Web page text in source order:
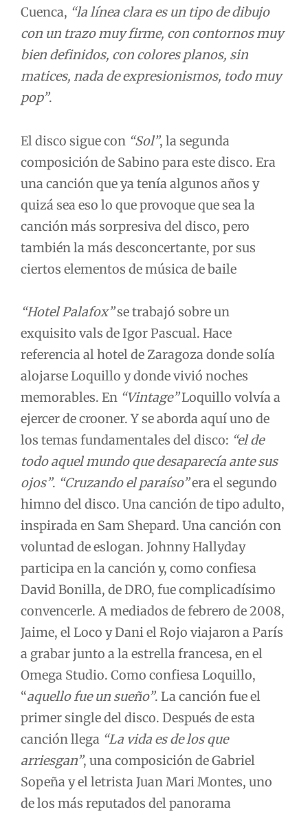
Cuenca, “la línea clara es un tipo de dibujo
con un trazo muy firme, con contornos muy
bien definidos, con colores planos, sin
matices, nada de expresionismos, todo muy
pop”.
El disco sigue con “Sol”, la segunda
composición de Sabino para este disco. Era
una canción que ya tenía algunos años y
quizá sea eso lo que provoque que sea la
canción más sorpresiva del disco, pero
también la más desconcertante, por sus
ciertos elementos de música de baile
“Hotel Palafox”se trabajó sobre un
exquisito vals de Igor Pascual. Hace
referencia al hotel de Zaragoza donde solía
alojarse Loquillo y donde vivió noches
memorables. En “Vintage”Loquillo volvía a
ejercer de crooner. Y se aborda aquí uno de
los temas fundamentales del disco: “el de
todo aquel mundo que desaparecía ante sus
ojos”. “Cruzando el paraíso”era el segundo
himno del disco. Una canción de tipo adulto,
inspirada en Sam Shepard. Una canción con
voluntad de eslogan. Johnny Hallyday
participa en la canción y, como confiesa
David Bonilla, de DRO, fue complicadísimo
convencerle. A mediados de febrero de 2008,
Jaime, el Loco y Dani el Rojo viajaron a París
a grabar junto a la estrella francesa, en el
Omega Studio. Como confiesa Loquillo,
“aquello fue un sueño”. La canción fue el
primer single del disco. Después de esta
canción llega “La vida es de los que
arriesgan”, una composición de Gabriel
Sopeña y el letrista Juan Mari Montes, uno
de los más reputados del panorama